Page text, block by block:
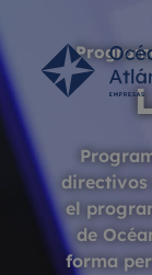
directivos
el
de
forma